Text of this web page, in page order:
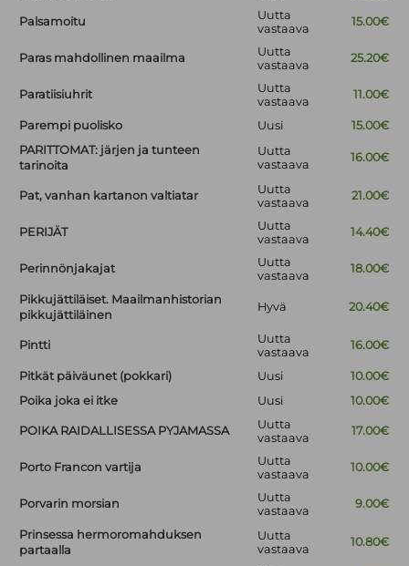
Palsamoitu
Uutta
vastaava
15.00€
Paras mahdollinen maailma
Uutta
vastaava
25.20€
Paratiisiuhrit
Uutta
vastaava
11.00€
Parempi puolisko Uusi
15.00€
PARITTOMAT: järjen ja tunteen
tarinoita
Uutta
vastaava
16.00€
Pat, vanhan kartanon valtiatar
Uutta
vastaava
21.00€
PERIJÄT
Uutta
vastaava
14.40€
Perinnönjakajat
Uutta
vastaava
18.00€
Pikkujättiläiset. Maailmanhistorian
pikkujättiläinen
Hyvä 20.40€
Pintti
Uutta
vastaava
16.00€
Pitkät päiväunet (pokkari) Uusi
10.00€
Poika joka ei itke
Uusi 10.00€
POIKA RAIDALLISESSA PYJAMASSA
Uutta
vastaava
17.00€
Porto Francon vartija
Uutta
vastaava
10.00€
Porvarin morsian
Uutta
vastaava
9.00€
Prinsessa hermoromahduksen
partaalla
Uutta
vastaava
10.80€